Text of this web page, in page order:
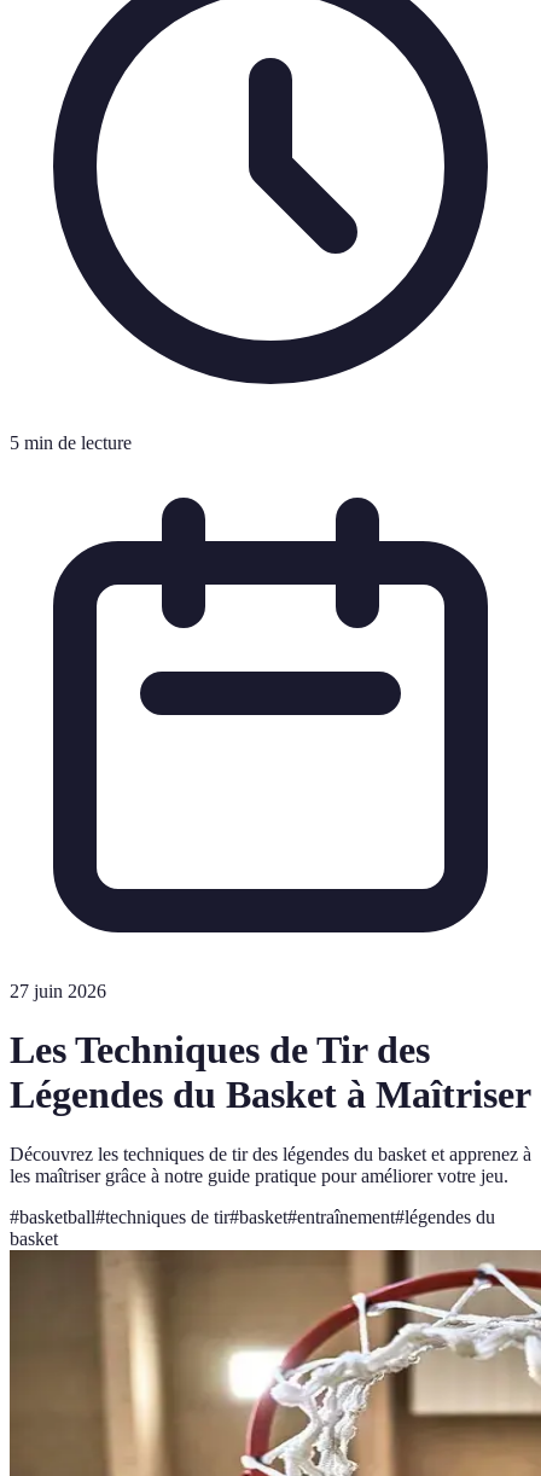
5 min de lecture
27 juin 2026
Les Techniques de Tir des
Légendes du Basket à Maîtriser
Découvrez les techniques de tir des légendes du basket et apprenez à
les maîtriser grâce à notre guide pratique pour améliorer votre jeu.
#basketball#techniques de tir#basket#entraînement#légendes du
basket